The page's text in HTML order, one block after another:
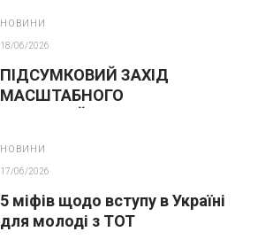
НОВИНИ
18/06/2026
ПІДСУМКОВИЙ ЗАХІД
МАСШТАБНОГО
НОВИНИ
17/06/2026
5 міфів щодо вступу в Україні
для молоді з ТОТ